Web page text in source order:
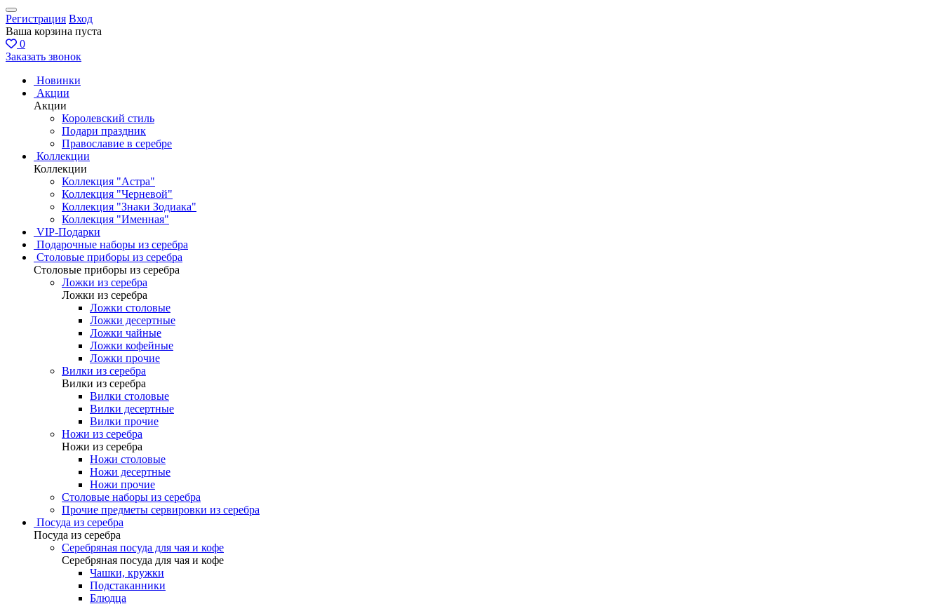
Регистрация Вход
Ваша корзина пуста
0
Заказать звонок
Новинки
Акции
Акции
Королевский стиль
Подари праздник
Православие в серебре
Коллекции
Коллекции
Коллекция "Астра"
Коллекция "Черневой"
Коллекция "Знаки Зодиака"
Коллекция "Именная"
VIP-Подарки
Подарочные наборы из серебра
Столовые приборы из серебра
Столовые приборы из серебра
Ложки из серебра
Ложки из серебра
Ложки столовые
Ложки десертные
Ложки чайные
Ложки кофейные
Ложки прочие
Вилки из серебра
Вилки из серебра
Вилки столовые
Вилки десертные
Вилки прочие
Ножи из серебра
Ножи из серебра
Ножи столовые
Ножи десертные
Ножи прочие
Столовые наборы из серебра
Прочие предметы сервировки из серебра
Посуда из серебра
Посуда из серебра
Серебряная посуда для чая и кофе
Серебряная посуда для чая и кофе
Чашки, кружки
Подстаканники
Блюдца